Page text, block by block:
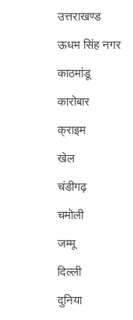
उत्तराखण्ड
ऊधम सिंह नगर
काठमांडू
कारोबार
क्राइम
खेल
चंडीगढ़
चमोली
जम्मू
दिल्ली
दुनिया